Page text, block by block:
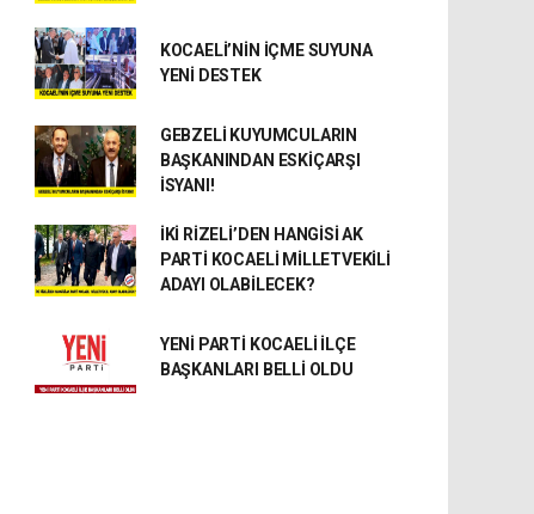
KOCAELİ’NİN İÇME SUYUNA
YENİ DESTEK
GEBZELİ KUYUMCULARIN
BAŞKANINDAN ESKİÇARŞI
İSYANI!
İKİ RİZELİ’DEN HANGİSİ AK
PARTİ KOCAELİ MİLLETVEKİLİ
ADAYI OLABİLECEK?
YENİ PARTİ KOCAELİ İLÇE
BAŞKANLARI BELLİ OLDU